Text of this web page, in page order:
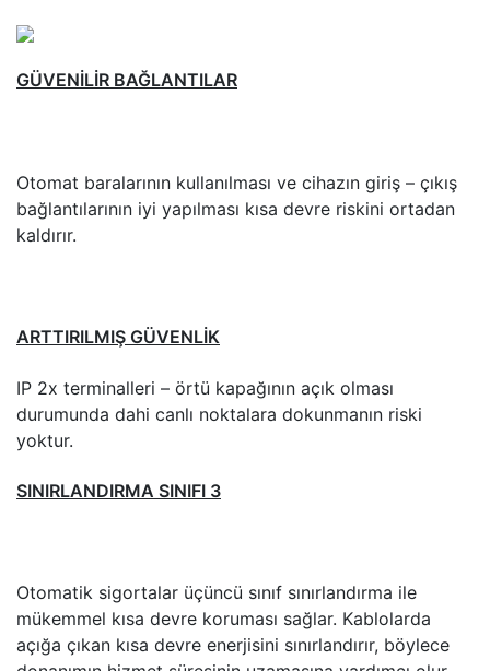
GÜVENİLİR BAĞLANTILAR
Otomat baralarının kullanılması ve cihazın giriş – çıkış
bağlantılarının iyi yapılması kısa devre riskini ortadan
kaldırır.
ARTTIRILMIŞ GÜVENLİK
IP 2x terminalleri – örtü kapağının açık olması
durumunda dahi canlı noktalara dokunmanın riski
yoktur.
SINIRLANDIRMA SINIFI 3
Otomatik sigortalar üçüncü sınıf sınırlandırma ile
mükemmel kısa devre koruması sağlar. Kablolarda
açığa çıkan kısa devre enerjisini sınırlandırır, böylece